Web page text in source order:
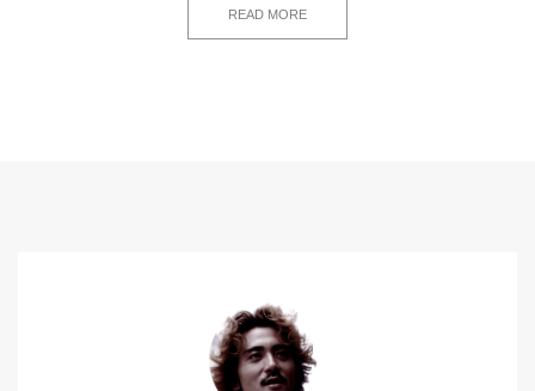
READ MORE